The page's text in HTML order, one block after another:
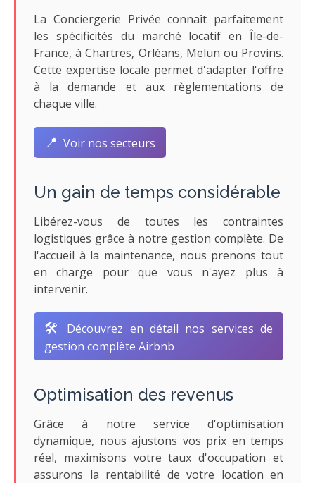
La Conciergerie Privée connaît parfaitement
les spécificités du marché locatif en Île-de-
France, à Chartres, Orléans, Melun ou Provins.
Cette expertise locale permet d'adapter l'offre
à la demande et aux règlementations de
chaque ville.
📍 Voir nos secteurs
Un gain de temps considérable
Libérez-vous de toutes les contraintes
logistiques grâce à notre gestion complète. De
l'accueil à la maintenance, nous prenons tout
en charge pour que vous n'ayez plus à
intervenir.
🛠️
Découvrez en détail nos services de
gestion complète Airbnb
Optimisation des revenus
Grâce à notre service d'optimisation
dynamique, nous ajustons vos prix en temps
réel, maximisons votre taux d'occupation et
assurons la rentabilité de votre location en